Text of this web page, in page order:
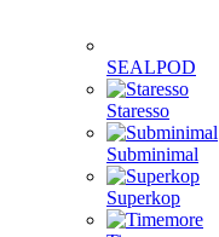
SEALPOD
Staresso
Subminimal
Superkop